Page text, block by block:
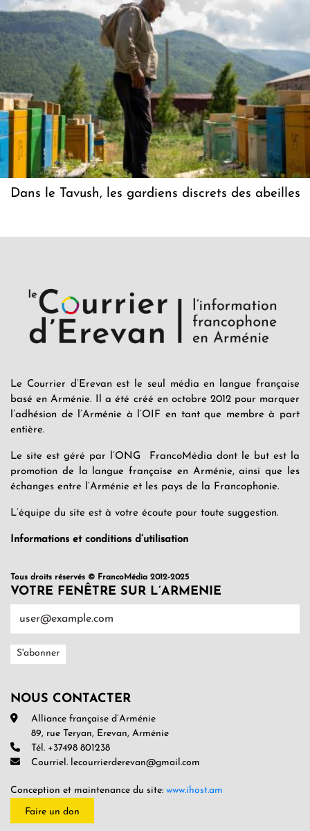
Dans le Tavush, les gardiens discrets des abeilles
Le Courrier d’Erevan est le seul média en langue française
basé en Arménie. Il a été créé en octobre 2012 pour marquer
l’adhésion de l’Arménie à l’OIF en tant que membre à part
entière.
Le site est géré par l’ONG FrancoMédia dont le but est la
promotion de la langue française en Arménie, ainsi que les
échanges entre l’Arménie et les pays de la Francophonie.
L’équipe du site est à votre écoute pour toute suggestion.
Informations et conditions d’utilisation
Tous droits réservés © FrancoMédia 2012-2025
VOTRE FENÊTRE SUR L’ARMENIE
NOUS CONTACTER
Alliance française d’Arménie
89, rue Teryan, Erevan, Arménie
Tél. +37498 801238
Courriel. lecourrierderevan@gmail.com
Conception et maintenance du site: www.ihost.am
Faire un don